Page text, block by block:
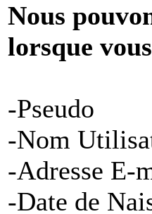
Nous
lorsque
-Pseudo
-Nom
-Adresse E-
-Date de